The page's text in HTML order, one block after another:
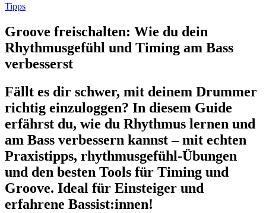
Tipps
Groove freischalten: Wie du dein
Rhythmusgefühl und Timing am Bass
verbesserst
Fällt es dir schwer, mit deinem Drummer
richtig einzuloggen? In diesem Guide
erfährst du, wie du Rhythmus lernen und
am Bass verbessern kannst – mit echten
Praxistipps, rhythmusgefühl-Übungen
und den besten Tools für Timing und
Groove. Ideal für Einsteiger und
erfahrene Bassist:innen!